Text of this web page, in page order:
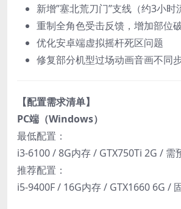
新增”塞北荒刀门”支线（约3小时
重制全角色受击反馈，增加部位
优化安卓端虚拟摇杆死区问题
修复部分机型过场动画音画不同
​【配置需求清单】​
​PC端（Windows）​
最低配置：
i3-6100 / 8G内存 / GTX750Ti 2G / 需
推荐配置：
i5-9400F / 16G内存 / GTX1660 6G /